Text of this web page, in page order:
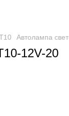
Автолампа
12V-20